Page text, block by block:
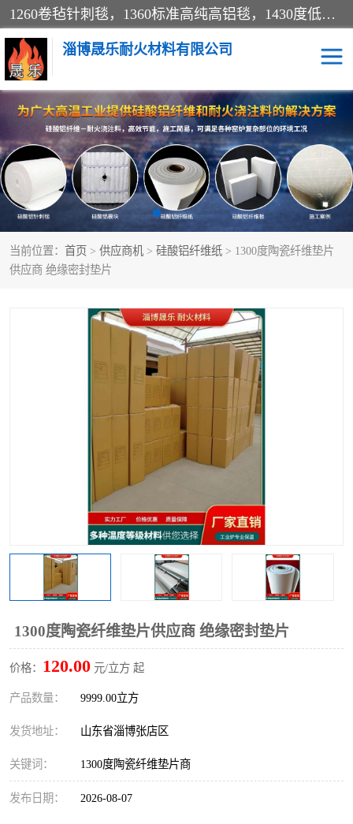
1260卷毡针刺毯，1360标准高纯高铝毯，1430度低锆锆铝含锆毯，普通挡渣棉卷毡，防火纸、挡火板、隔热垫片模块、棉块、折叠块、散棉高温固化剂价格规格密度多少钱图片视频立方平米参数指标
淄博晟乐耐火材料有限公司
当前位置： 首页 > 供应商机 > 硅酸铝纤维纸 > 1300度陶瓷纤维垫片
供应商 绝缘密封垫片
1300度陶瓷纤维垫片供应商 绝缘密封垫片
价格： 120.00 元/立方 起
产品数量： 9999.00立方
发货地址： 山东省淄博张店区
关键词： 1300度陶瓷纤维垫片商
发布日期： 2026-08-07
硅酸铝挡渣棉 硅酸铝纤维纸
硅酸铝挡火板 高铝毯
含锆毯 硅酸铝折叠块
硅酸铝散棉 硅酸铝纤维毯
硅酸铝模块
硅酸铝保温棉 硅酸铝板